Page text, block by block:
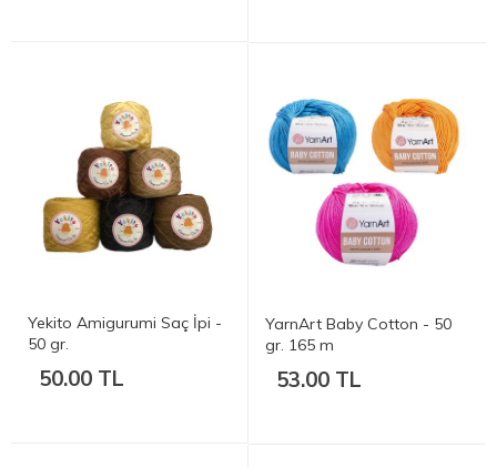
Yekito Amigurumi Saç İpi -
50 gr.
50.00 TL
YarnArt Baby Cotton - 50
gr. 165 m
53.00 TL